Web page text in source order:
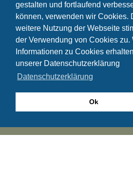
gestalten und fortlaufend
können, verwenden wir Cookies.
weitere Nutzung der Webseite
der Verwendung von Cookies zu.
Informationen zu Cookies
unserer Datenschutzerklärung
Datenschutzerklärung
Ok
Montag 08:00 – 09:00,
Dienstag
08:00 – 09:00*,
Mittwoch 08:00 – 09:00,
Donnerstag 08:00 – 09:00,
Freitag
08:00 – 09:00,
Samstag 11:00 – 12:00